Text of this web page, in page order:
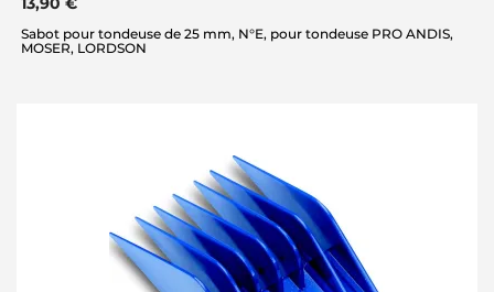
Sabot pour tondeuse de 25 mm, N°E, pour tondeuse PRO ANDIS,
MOSER, LORDSON